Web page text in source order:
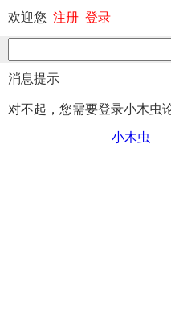
欢迎您 注册 登录
消息提示
对不起，您需要登录小木虫
小木虫 |